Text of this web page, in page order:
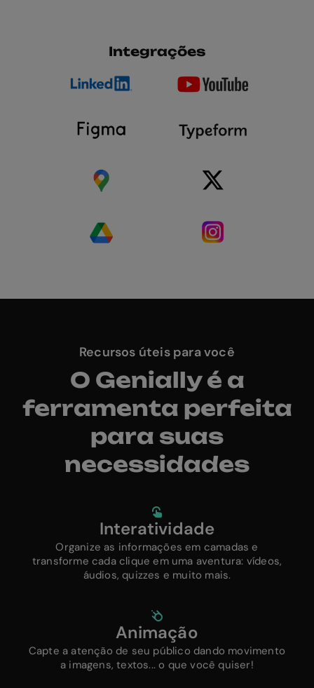
Integrações
Recursos úteis para você
O Genially é a
ferramenta perfeita
para suas
necessidades
Interatividade
Organize as informações em camadas e
transforme cada clique em uma aventura: vídeos,
áudios, quizzes e muito mais.
Animação
Capte a atenção de seu público dando movimento
a imagens, textos... o que você quiser!